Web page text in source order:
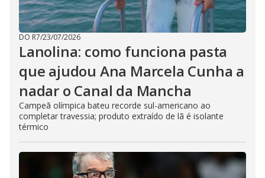
DO R7/23/07/2026
Lanolina: como funciona pasta
que ajudou Ana Marcela Cunha a
nadar o Canal da Mancha
Campeã olímpica bateu recorde sul-americano ao
completar travessia; produto extraído de lã é isolante
térmico